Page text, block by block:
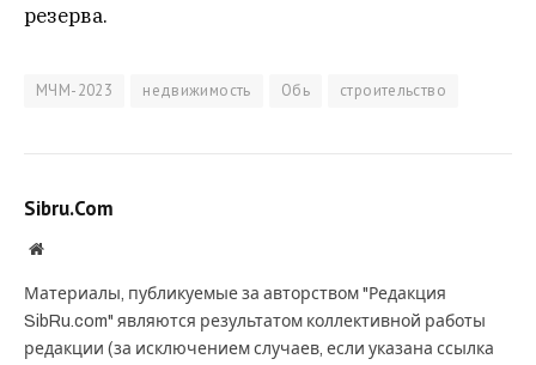
резерва.
МЧМ-2023 недвижимость Обь строительство
Sibru.Com
Website
Материалы, публикуемые за авторством "Редакция
SibRu.com" являются результатом коллективной работы
редакции (за исключением случаев, если указана ссылка